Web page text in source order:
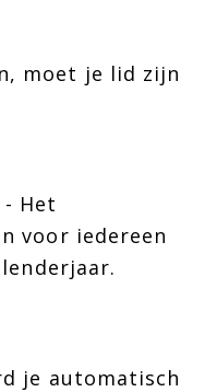
moet je lid zijn
- Het
voor iedereen
je automatisch